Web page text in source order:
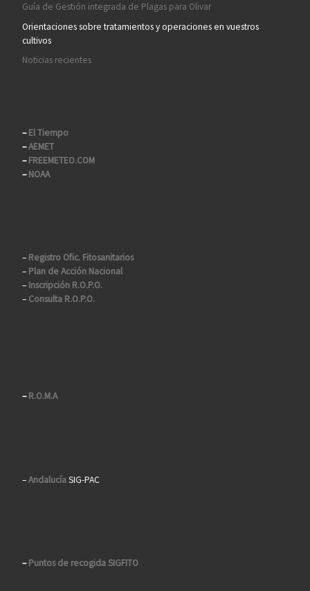
Guía de Gestión integrada de Plagas para Olivar
Orientaciones sobre tratamientos y operaciones en vuestros
cultivos
Noticias recientes
–El Tiempo
–AEMET
–FREEMETEO.COM
–NOAA
– Registro Ofic. Fitosanitarios
– Plan de Acción Nacional
– Inscripción R.O.P.O.
– Consulta R.O.P.O.
–R.O.M.A
–AndalucíaSIG-PAC
–Puntos de recogida SIGFITO